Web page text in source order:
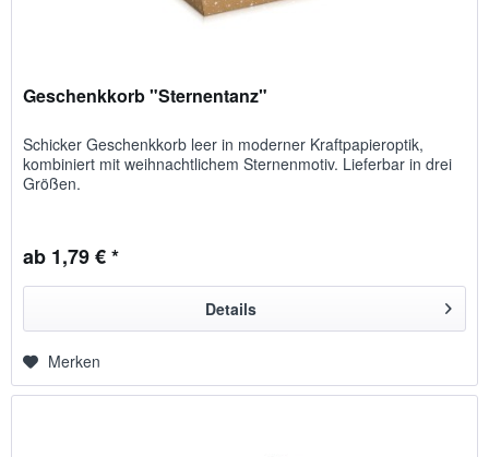
Geschenkkorb "Sternentanz"
Schicker Geschenk­korb leer in moderner Kraft­papier­optik,
kombiniert mit weih­nacht­lichem Sternen­motiv. Lieferbar in drei
Größen.
ab 1,79 € *
Details
Merken